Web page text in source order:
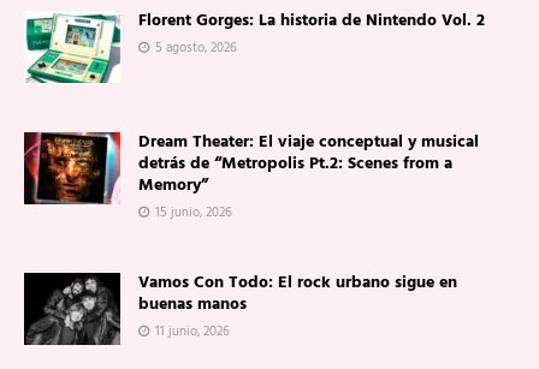
Florent Gorges: La historia de Nintendo Vol. 2
5 agosto, 2026
Dream Theater: El viaje conceptual y musical
detrás de “Metropolis Pt.2: Scenes from a
Memory”
15 junio, 2026
Vamos Con Todo: El rock urbano sigue en
buenas manos
11 junio, 2026